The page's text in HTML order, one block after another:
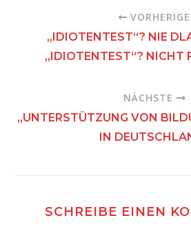
VORHERIGE
„IDIOTENTEST“? NIE
„IDIOTENTEST“? NICHT
NÄCHSTE
„UNTERSTÜTZUNG VON
IN
SCHREIBE EINEN